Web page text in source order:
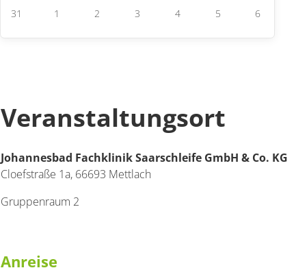
31 1 2 3 4 5 6
Veranstaltungsort
Johannesbad Fachklinik Saarschleife GmbH & Co. KG
Cloefstraße 1a, 66693 Mettlach
Gruppenraum 2
Anreise